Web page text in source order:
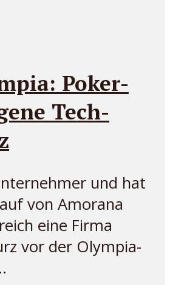
Poker-
Tech-
und hat
von Amorana
eine Firma
vor der Olympia-